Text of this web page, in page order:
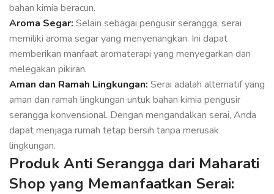
bahan kimia beracun.
Aroma Segar: Selain sebagai pengusir serangga, serai
memiliki aroma segar yang menyenangkan. Ini dapat
memberikan manfaat aromaterapi yang menyegarkan dan
melegakan pikiran.
Aman dan Ramah Lingkungan: Serai adalah alternatif yang
aman dan ramah lingkungan untuk bahan kimia pengusir
serangga konvensional. Dengan mengandalkan serai, Anda
dapat menjaga rumah tetap bersih tanpa merusak
lingkungan.
Produk Anti Serangga dari Maharati
Shop yang Memanfaatkan Serai: